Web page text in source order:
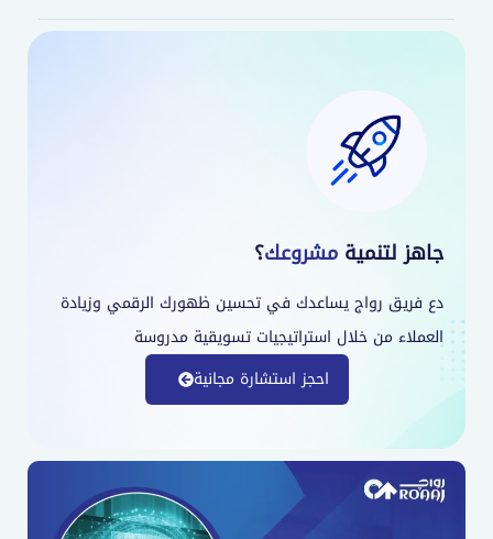
جاهز لتنمية مشروعك؟
دع فريق رواج يساعدك في تحسين ظهورك الرقمي وزيادة
العملاء من خلال استراتيجيات تسويقية مدروسة
احجز استشارة مجانية